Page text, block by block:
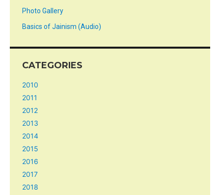
Photo Gallery
Basics of Jainism (Audio)
CATEGORIES
2010
2011
2012
2013
2014
2015
2016
2017
2018